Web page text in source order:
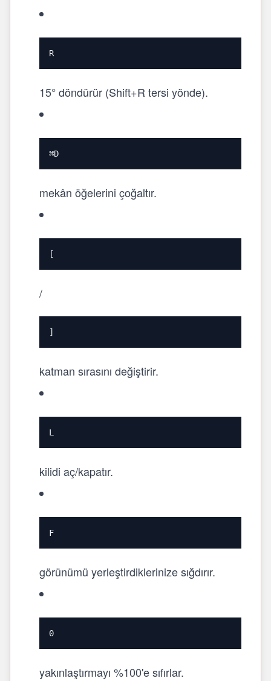
R
15° döndürür (Shift+R tersi yönde).
⌘D
mekân öğelerini çoğaltır.
[
/
]
katman sırasını değiştirir.
L
kilidi aç/kapatır.
F
görünümü yerleştirdiklerinize sığdırır.
0
yakınlaştırmayı %100'e sıfırlar.